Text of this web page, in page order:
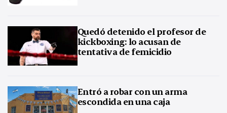
Quedó detenido el profesor de
kickboxing: lo acusan de
tentativa de femicidio
Entró a robar con un arma
escondida en una caja